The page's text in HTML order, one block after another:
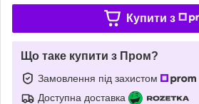
Купити з
Що таке купити з Пром?
Замовлення під захистом
Доступна доставка